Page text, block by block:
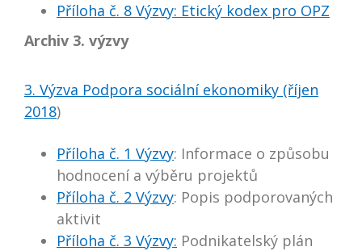
Příloha č. 8 Výzvy: Etický kodex pro OPZ
Archiv 3. výzvy
3. Výzva Podpora sociální ekonomiky (říjen
2018)
Příloha č. 1 Výzvy: Informace o způsobu
hodnocení a výběru projektů
Příloha č. 2 Výzvy: Popis podporovaných
aktivit
Příloha č. 3 Výzvy: Podnikatelský plán